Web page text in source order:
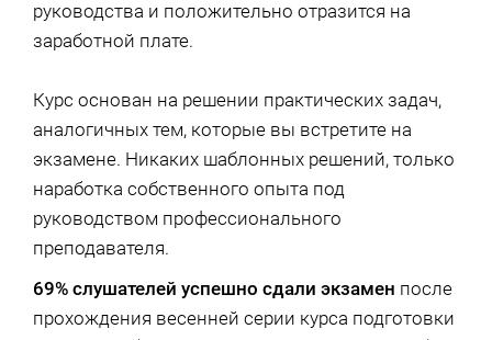
руководства и положительно отразится на
заработной плате.
Курс основан на решении практических задач,
аналогичных тем, которые вы встретите на
экзамене. Никаких шаблонных решений, только
наработка собственного опыта под
руководством профессионального
преподавателя.
69% слушателей успешно сдали экзамен после
прохождения весенней серии курса подготовки